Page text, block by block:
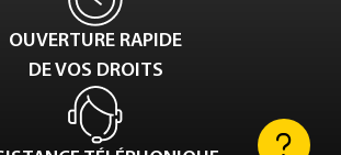
OUVERTURE RAPIDE
DE VOS DROITS